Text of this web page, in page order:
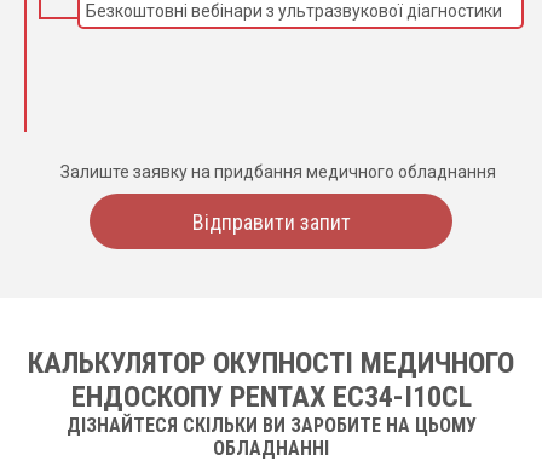
Безкоштовні вебінари з ультразвукової діагностики
Залиште заявку на придбання медичного обладнання
Відправити запит
КАЛЬКУЛЯТОР ОКУПНОСТІ МЕДИЧНОГО
ЕНДОСКОПУ PENTAX EC34-I10CL
ДІЗНАЙТЕСЯ СКІЛЬКИ ВИ ЗАРОБИТЕ НА ЦЬОМУ
ОБЛАДНАННІ